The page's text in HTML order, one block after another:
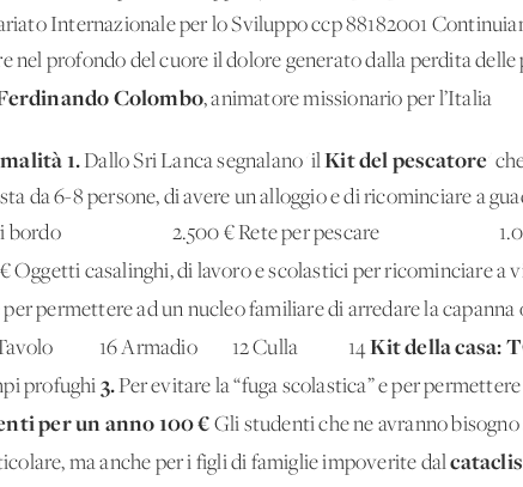
Internazionale per lo Sviluppo ccp 88182001
nel profondo del cuore il dolore generato dalla perdita
Colombo, animatore missionario per l’Italia
1.Dallo Sri Lanca segnalano 'ilKit del pescatore '
da 6-8 persone, di avere un alloggio e di
bordo 2.500 € Rete per pescare 1.000 €
casalinghi, di lavoro e scolastici per ricominciare
permettere ad un nucleo familiare di arredare la capanna
Tavolo 16 Armadio 12 Culla 14Kit della casa:
profughi 3.Per evitare la “fuga scolastica” e per
per un anno 100 € Gli studenti che ne avranno
ma anche per i figli di famiglie impoverite dal